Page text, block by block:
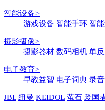
智能设备>
游戏设备 智能手环 智
摄影摄像>
摄影器材 数码相机 单
电子教育>
早教益智 电子词典 录
JBL 纽曼 KEIDOL 萤石 爱国